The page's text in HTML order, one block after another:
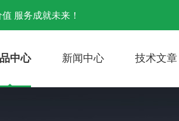
服务成就未来！
中心 新闻中心 技术文章